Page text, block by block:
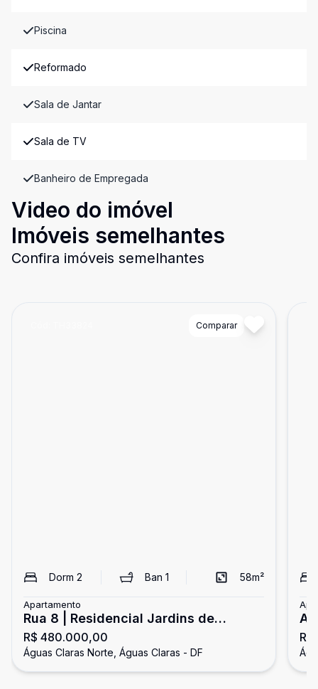
Piscina
Reformado
Sala de Jantar
Sala de TV
Banheiro de Empregada
Video do imóvel
Imóveis semelhantes
Confira imóveis semelhantes
Comparar
Dorm 2 Ban 1 58m²
Apartamento
Rua 8 | Residencial Jardins de
Marselha | Apartamento de 2
Quartos, 1 Suíte e 2 Vagas Soltas |
R$ 480.000,00
Águas Claras Norte, Águas Claras - DF